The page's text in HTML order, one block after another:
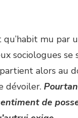
mu par
sociologues se
alors au
dévoiler.
de